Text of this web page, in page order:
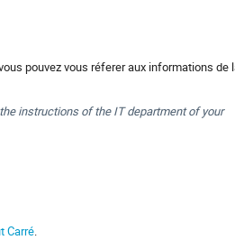
pouvez vous réferer aux informations de
instructions of the IT department of your
Carré.